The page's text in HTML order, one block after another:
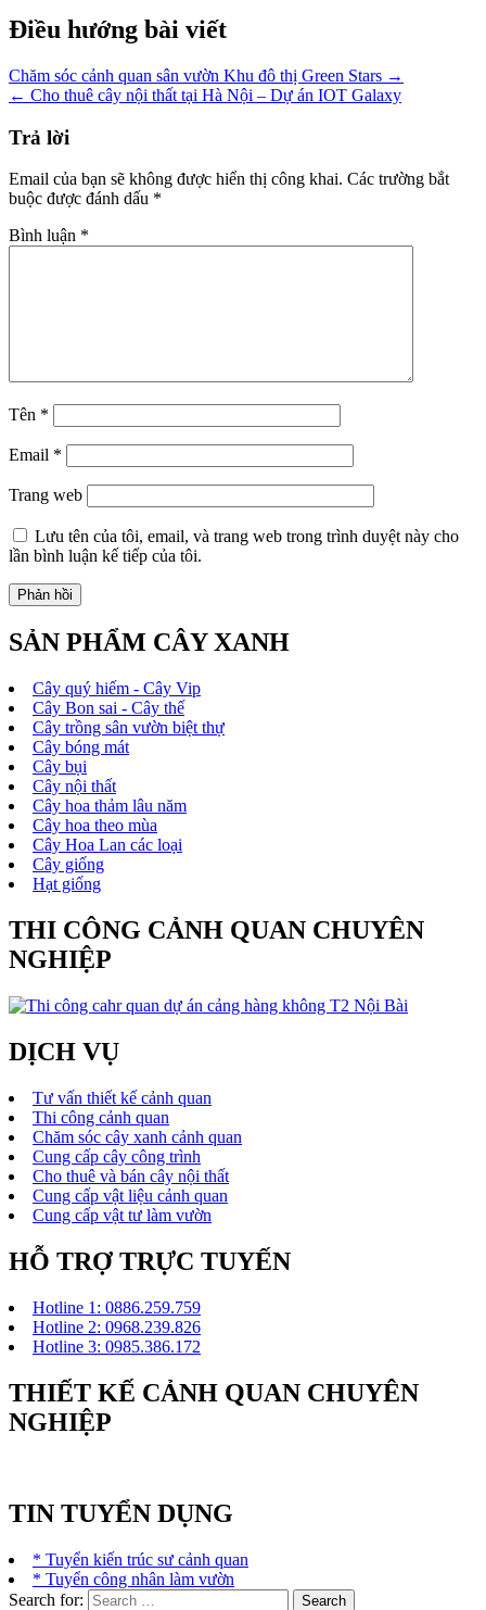
Điều hướng bài viết
Chăm sóc cảnh quan sân vườn Khu đô thị Green Stars →
← Cho thuê cây nội thất tại Hà Nội – Dự án IOT Galaxy
Trả lời
Email của bạn sẽ không được hiển thị công khai. Các trường bắt
buộc được đánh dấu *
Bình luận *
Tên *
Email *
Trang web
Lưu tên của tôi, email, và trang web trong trình duyệt này cho
lần bình luận kế tiếp của tôi.
SẢN PHẨM CÂY XANH
Cây quý hiếm - Cây Vip
Cây Bon sai - Cây thế
Cây trồng sân vườn biệt thự
Cây bóng mát
Cây bụi
Cây nội thất
Cây hoa thảm lâu năm
Cây hoa theo mùa
Cây Hoa Lan các loại
Cây giống
Hạt giống
THI CÔNG CẢNH QUAN CHUYÊN
NGHIỆP
DỊCH VỤ
Tư vấn thiết kế cảnh quan
Thi công cảnh quan
Chăm sóc cây xanh cảnh quan
Cung cấp cây công trình
Cho thuê và bán cây nội thất
Cung cấp vật liệu cảnh quan
Cung cấp vật tư làm vườn
HỖ TRỢ TRỰC TUYẾN
Hotline 1: 0886.259.759
Hotline 2: 0968.239.826
Hotline 3: 0985.386.172
THIẾT KẾ CẢNH QUAN CHUYÊN
NGHIỆP
TIN TUYỂN DỤNG
* Tuyển kiến trúc sư cảnh quan
* Tuyển công nhân làm vườn
Search for: